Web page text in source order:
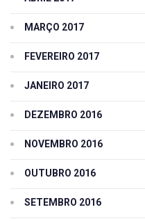
MARÇO 2017
FEVEREIRO 2017
JANEIRO 2017
DEZEMBRO 2016
NOVEMBRO 2016
OUTUBRO 2016
SETEMBRO 2016